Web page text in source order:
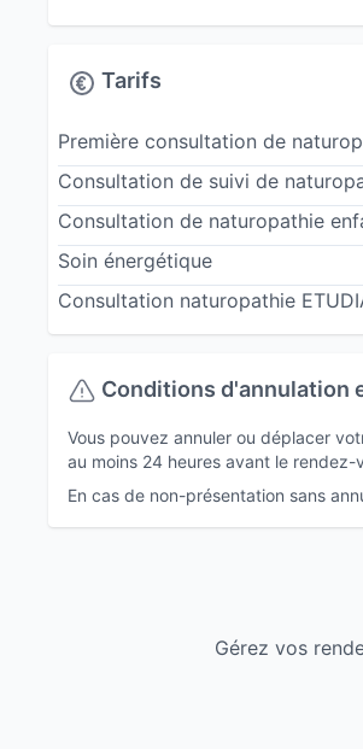
Tarifs
Première consultation de
Consultation de suivi de
Consultation de naturopathie
Soin énergétique
Consultation naturopathie
Conditions d'annulation
Vous pouvez annuler ou déplacer
au moins 24 heures avant le rendez-
En cas de non-présentation sans
Gérez vos